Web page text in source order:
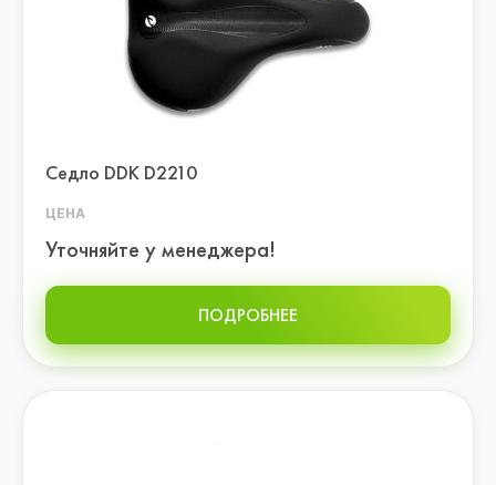
Седло DDK D2210
ЦЕНА
Уточняйте у менеджера!
ПОДРОБНЕЕ